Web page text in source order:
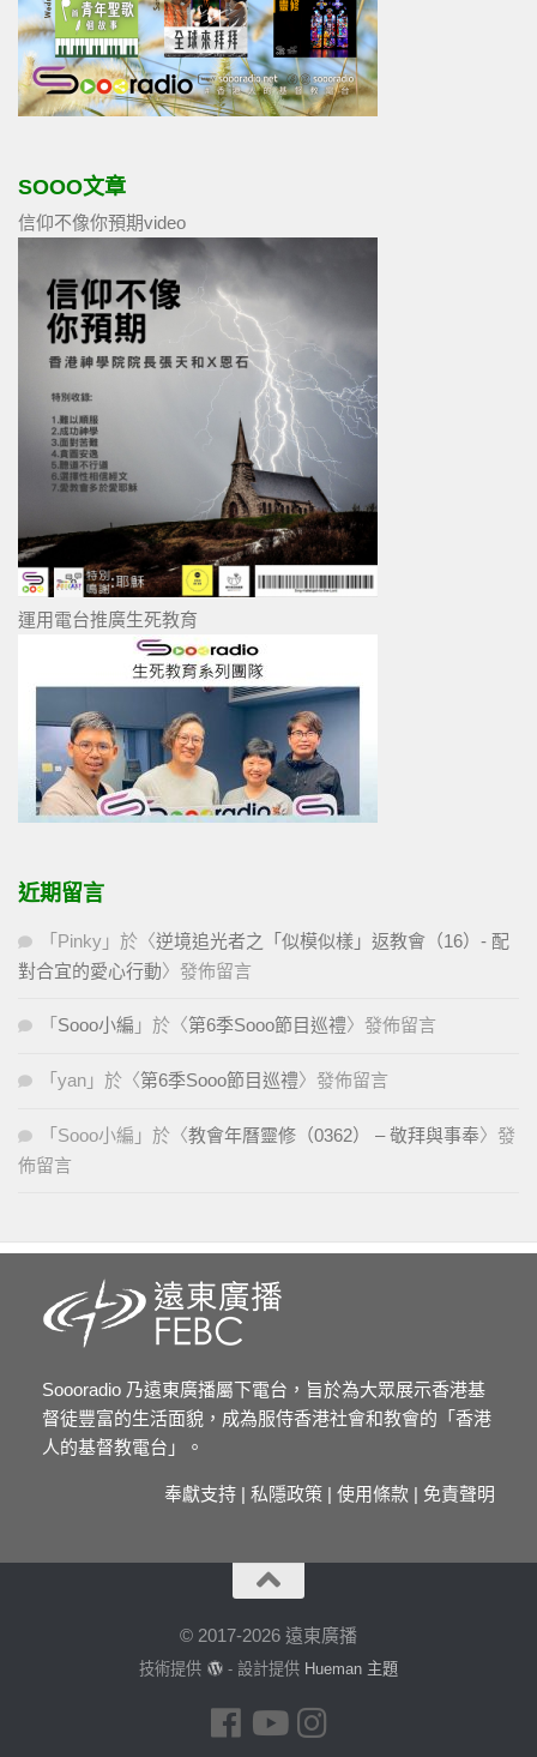
SOOO文章
信仰不像你預期video
運用電台推廣生死教育
近期留言
「 Pinky 」於〈逆境追光者之「似模似樣」返教會（16）- 配
對合宜的愛心行動〉發佈留言
「 Sooo小編 」於〈第6季Sooo節目巡禮〉發佈留言
「 yan 」於〈第6季Sooo節目巡禮〉發佈留言
「 Sooo小編 」於〈教會年曆靈修（0362） – 敬拜與事奉〉發
佈留言
Soooradio 乃遠東廣播屬下電台，旨於為大眾展示香港基
督徒豐富的生活面貌，成為服侍香港社會和教會的「香港
人的基督教電台」。
奉獻支持 | 私隱政策 | 使用條款 | 免責聲明
© 2017-2026 遠東廣播
技術提供 - 設計提供 Hueman 主題